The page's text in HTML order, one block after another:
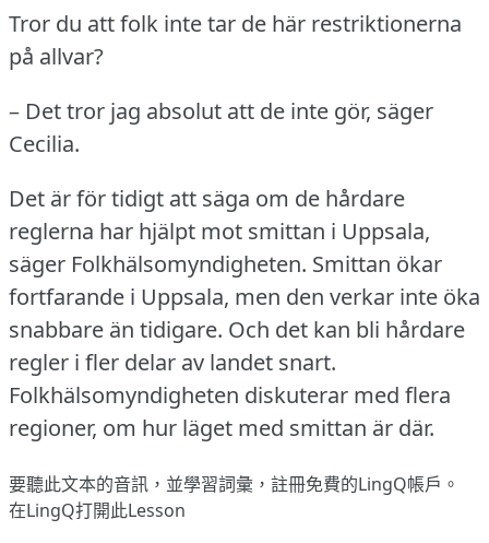
Tror du att folk inte tar de här restriktionerna
på allvar?
– Det tror jag absolut att de inte gör, säger
Cecilia.
Det är för tidigt att säga om de hårdare
reglerna har hjälpt mot smittan i Uppsala,
säger Folkhälsomyndigheten. Smittan ökar
fortfarande i Uppsala, men den verkar inte öka
snabbare än tidigare. Och det kan bli hårdare
regler i fler delar av landet snart.
Folkhälsomyndigheten diskuterar med flera
regioner, om hur läget med smittan är där.
要聽此文本的音訊，並學習詞彙， 註冊免費的LingQ帳戶。
在LingQ打開此Lesson